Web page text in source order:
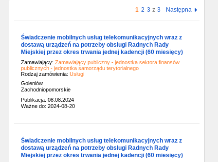
1 2 3 z 3 Następna
Świadczenie mobilnych usług telekomunikacyjnych wraz z
dostawą urządzeń na potrzeby obsługi Radnych Rady
Miejskiej przez okres trwania jednej kadencji (60 miesięcy)
Zamawiający: Zamawiający publiczny - jednostka sektora finansów
publicznych - jednostka samorządu terytorialnego
Rodzaj zamówienia: Usługi
Goleniów
Zachodniopomorskie
Publikacja: 08.08.2024
Ważne do: 2024-08-20
Świadczenie mobilnych usług telekomunikacyjnych wraz z
dostawą urządzeń na potrzeby obsługi Radnych Rady
Miejskiej przez okres trwania jednej kadencji (60 miesięcy)